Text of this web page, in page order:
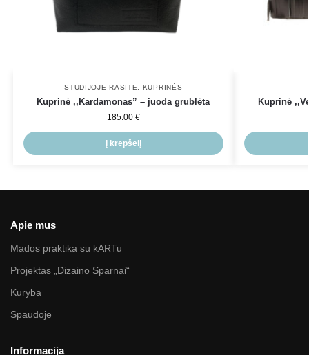
STUDIJOJE RASITE KUPRINĖS
Kuprinė ,,Kardamonas” – juoda grublėta
185.00 €
Į krepšelį
Kuprinė
Apie mus
Mados praktika su kARTu
Projektas „Dizaino Sparnai“
Kūryba
Spaudoje
Informacija